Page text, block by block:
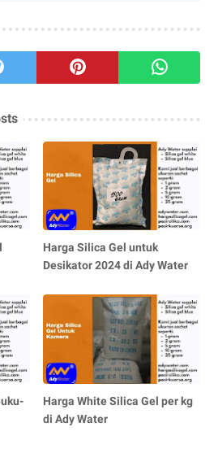
Harga Silica Gel untuk
Desikator 2024 di Ady Water
Harga White Silica Gel per kg
di Ady Water